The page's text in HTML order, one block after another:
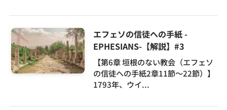
エフェソの信徒への手紙 -
EPHESIANS-【解説】#3
【第6章 垣根のない教会（エフェソ
の信徒への手紙2章11節～22節）】
1793年、ウイ...